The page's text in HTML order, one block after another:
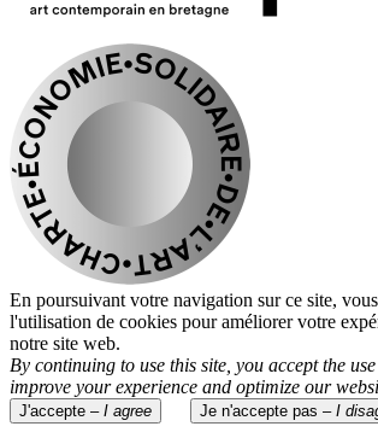
En poursuivant votre navigation sur ce site,
l'utilisation de cookies pour améliorer votre
notre site web.
By continuing to use this site, you accept the
improve your experience and optimize our
J'accepte – I agree Je n'accepte pas – I